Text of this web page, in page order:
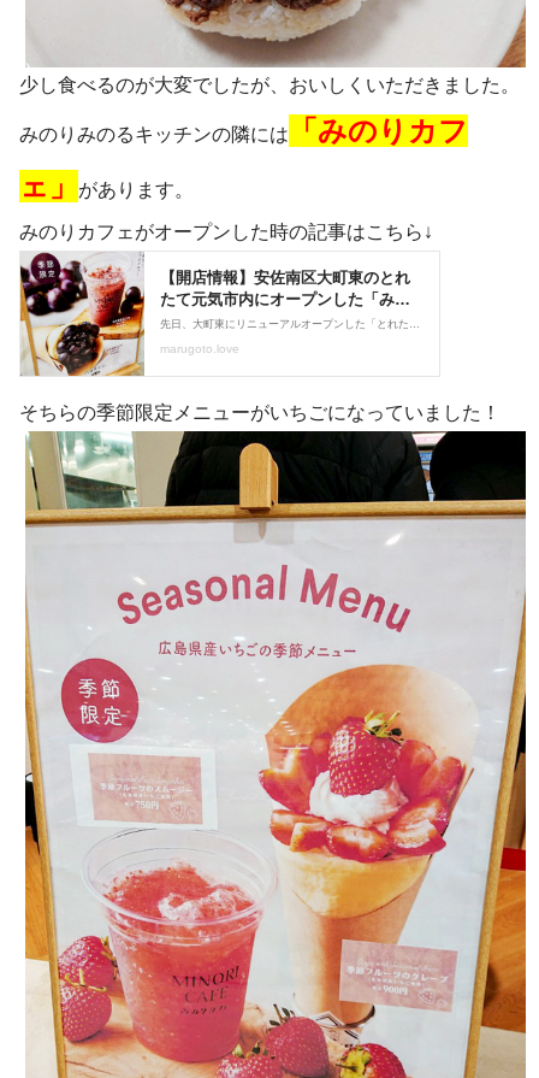
少し食べるのが大変でしたが、おいしくいただきました。
みのりみのるキッチンの隣には
「みのりカフ
ェ」
があります。
みのりカフェがオープンした時の記事はこちら↓
そちらの季節限定メニューがいちごになっていました！